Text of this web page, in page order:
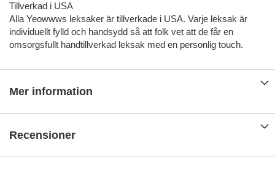
Tillverkad i USA
Alla Yeowwws leksaker är tillverkade i USA. Varje leksak är
individuellt fylld och handsydd så att folk vet att de får en
omsorgsfullt handtillverkad leksak med en personlig touch.
Mer information
Recensioner